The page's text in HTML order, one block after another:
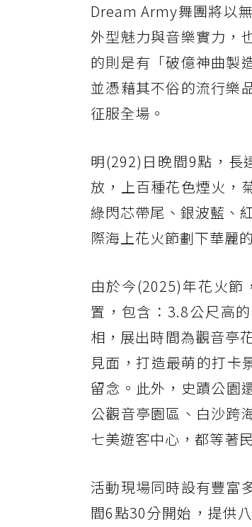
Dream Army舞團將以
外型魅力與音樂實力，
的則是有「破億神曲製
並憑藉其不俗的流行樂
征服全場。
明(292)日晚間9點，長
放，上百種花色煙火，
綠閃芯帶尾、銀波藍、
際海上花火節劃下華麗
由於今(2025)年花火
置，包含：3.8公尺高
相，展出時間為觀音亭
見面，打造最萌的打卡
留念。此外，史蹟公園
公觀音亭園區、白沙跨
七美遊客中心，都等著
活動現場同時設有豐富
間6點30分開始，提供